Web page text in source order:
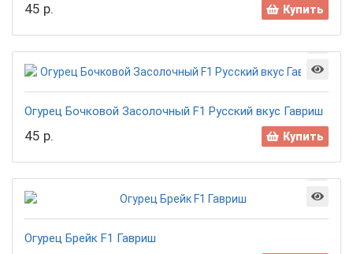
45 р. Купить
Огурец Бочковой Засолочный F1 Русский вкус Гавриш
45 р. Купить
Огурец Брейк F1 Гавриш